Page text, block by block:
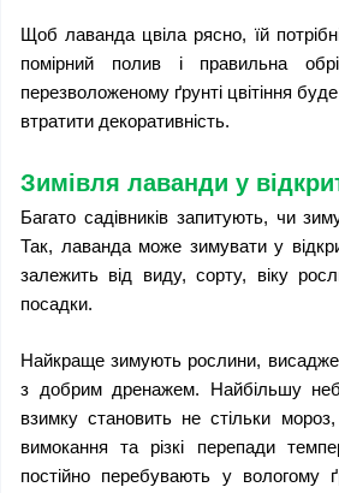
Щоб лаванда цвіла рясно, їй
помірний полив і правильна
перезволоженому ґрунті цвітіння
втратити декоративність.
Зимівля лаванди у
Багато садівників запитують, чи
Так, лаванда може зимувати у
залежить від виду, сорту, віку
посадки.
Найкраще зимують рослини,
з добрим дренажем. Найбільшу
взимку становить не стільки мороз,
вимокання та різкі перепади
постійно перебувають у вологому